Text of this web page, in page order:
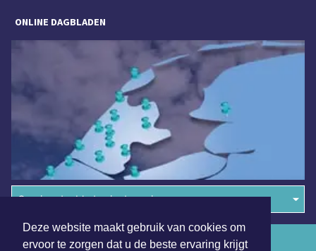
Deze website maakt gebruik van cookies om
ervoor te zorgen dat u de beste ervaring krijgt
ONLINE DAGBLADEN
Overige dagbladen in de regio
Algemene voorwaarden